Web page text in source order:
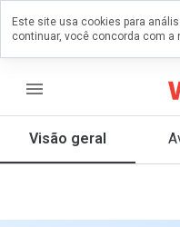
menu
Visão geral
um
que
Este site usa cookies para
continuar, você concorda com a